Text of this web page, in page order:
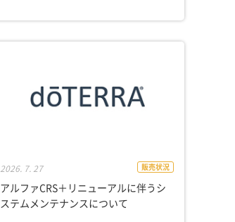
2026. 7. 27 販売状況
アルファCRS＋リニューアルに伴うシ
ステムメンテナンスについて